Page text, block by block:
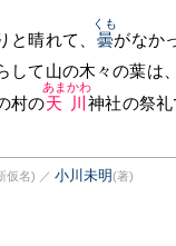
と晴れて、 曇
くも
がなか
して山の木々の葉は
村の天川
あまかわ
神社の祭
仮名) ／ 小川未明(著)